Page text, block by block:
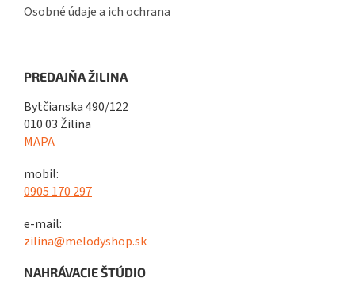
Osobné údaje a ich ochrana
PREDAJŇA ŽILINA
Bytčianska 490/122
010 03 Žilina
MAPA
mobil:
0905 170 297
e-mail:
zilina@melodyshop.sk
NAHRÁVACIE ŠTÚDIO